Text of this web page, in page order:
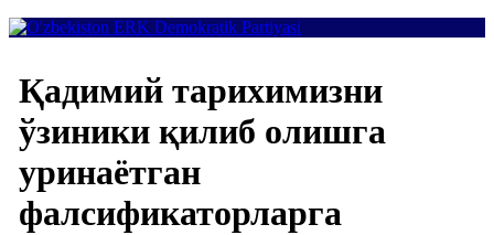
Қадимий тарихимизни
ўзиники қилиб олишга
уринаётган
фалсификаторларга